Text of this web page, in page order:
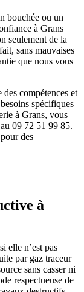
bouchée ou un
à Grans
seulement de la
sans mauvaises
que nous vous
compétences et
spécifiques
à Grans, vous
09 72 51 99 85.
des
à
elle n’est pas
par gaz traceur
sans casser ni
respectueuse de